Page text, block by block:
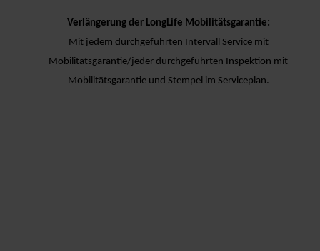
Verlängerung der LongLife Mobilitätsgarantie:
Mit jedem durchgeführten Intervall Service mit
Mobilitätsgarantie/jeder durchgeführten Inspektion mit
Mobilitätsgarantie und Stempel im Serviceplan.